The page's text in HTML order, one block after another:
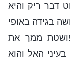
דבר ריק והיא
בגידה באופי
ממך את
האל והוא